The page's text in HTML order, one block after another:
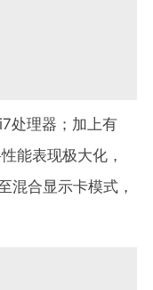
处理器；加上有
能表现极大化，
混合显示卡模式，